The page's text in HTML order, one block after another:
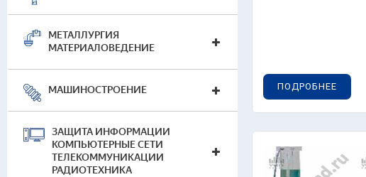
МЕТАЛЛУРГИЯ
МАТЕРИАЛОВЕДЕНИЕ
МАШИНОСТРОЕНИЕ
ЗАЩИТА ИНФОРМАЦИИ
КОМПЬЮТЕРНЫЕ СЕТИ
ТЕЛЕКОММУНИКАЦИИ
РАДИОТЕХНИКА
ПОДРОБНЕЕ